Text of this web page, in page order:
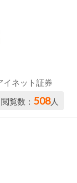
イネット証券
覧数：508人